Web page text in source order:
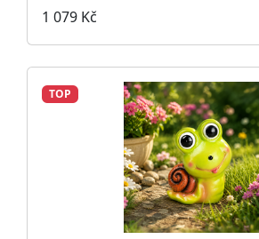
1 079 Kč
TOP